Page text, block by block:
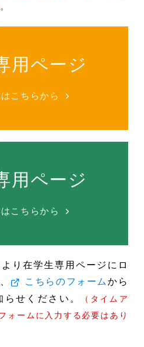
用ページ
こちらから
用ページ
こちらから
り在学生専用ページにロ
こちらのフォーム から
せください。
（タイムア
ォームに入力する必要はあり